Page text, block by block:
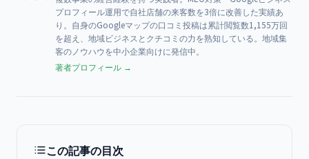
プロフィール運用で自社店舗の来客数を3倍に改善した実績あ
り。自身のGoogleマップの口コミ投稿は累計閲覧数1,155万回
を超え、地域ビジネスとクチコミの力を熟知している。地域集
客のノウハウを中小企業向けに発信中。
著者プロフィール →
この記事の目次